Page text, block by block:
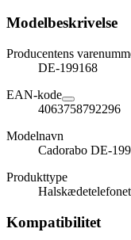
Modelbeskrivelse
Producentens
DE-199168
EAN-kode
4063758792296
Modelnavn
Cadorabo DE-
Produkttype
Kompatibilitet